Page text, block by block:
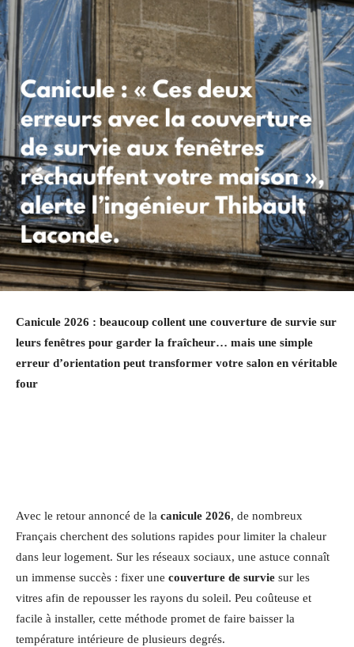
Canicule 2026 : beaucoup collent une couverture de survie sur
leurs fenêtres pour garder la fraîcheur… mais une simple
erreur d’orientation peut transformer votre salon en véritable
four
Avec le retour annoncé de la canicule 2026, de nombreux
Français cherchent des solutions rapides pour limiter la chaleur
dans leur logement. Sur les réseaux sociaux, une astuce connaît
un immense succès : fixer une couverture de survie sur les
vitres afin de repousser les rayons du soleil. Peu coûteuse et
facile à installer, cette méthode promet de faire baisser la
température intérieure de plusieurs degrés.